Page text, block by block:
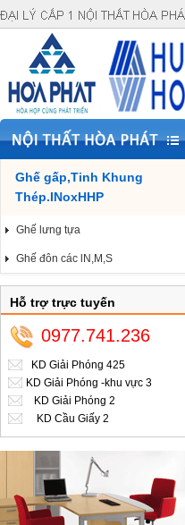
Đại lý cấp 1 Nội Thất
Ghế gấp,Tinh Khung
Thép.INoxHHP
Ghế lưng tựa
Ghế đôn các lN,M,S
Hỗ trợ trực tuyến
0977.741.236
KD Giải Phóng 425
KD Giải Phóng -khu vực 3
KD Giải Phóng 2
KD Cầu Giấy 2